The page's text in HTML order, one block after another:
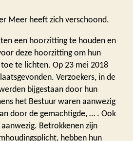
Meer heeft zich verschoond.
een hoorzitting te houden en
deze hoorzitting om hun
te lichten. Op 23 mei 2018
Verzoekers, in de
bijgestaan door hun
het Bestuur waren aanwezig
door de gemachtigde, … . Ook
Betrokkenen zijn
hebben hun